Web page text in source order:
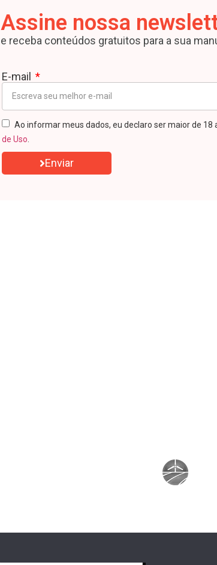
Assine nossa
e receba conteúdos gratuitos para a sua
E-mail
Ao informar meus dados, eu declaro ser maior de 18
de Uso
Enviar